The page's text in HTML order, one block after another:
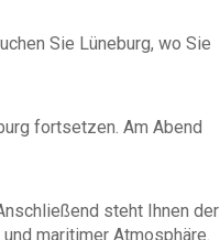
Sie Lüneburg, wo Sie
fortsetzen. Am Abend
steht Ihnen der
maritimer Atmosphäre.